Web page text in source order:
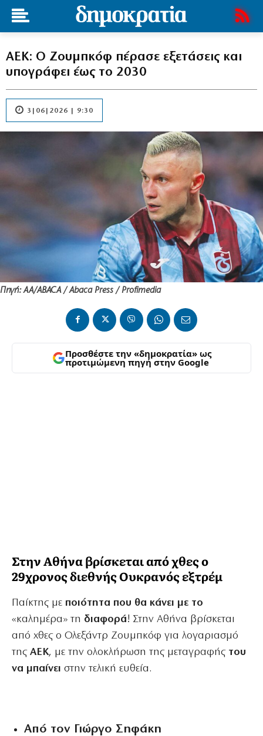
ΑΕΚ: Ο Ζουμπκόφ πέρασε εξετάσεις και
υπογράφει έως το 2030
3|06|2026 | 9:30
Πηγή: AA/ABACA / Abaca Press / Profimedia
Προσθέστε την «δημοκρατία» ως
προτιμώμενη πηγή στην Google
Στην Αθήνα βρίσκεται από χθες ο
29χρονος διεθνής Ουκρανός εξτρέμ
Παίκτης με ποιότητα που θα κάνει με το
«καλημέρα» τη διαφορά! Στην Αθήνα βρίσκεται
από χθες ο Ολεξάντρ Ζουμπκόφ για λογαριασμό
της ΑΕΚ, με την ολοκλήρωση της μεταγραφής του
να μπαίνει στην τελική ευθεία.
Από τον Γιώργο Σηφάκη